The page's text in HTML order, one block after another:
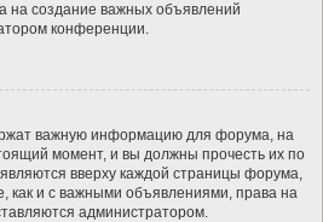
на создание важных объявлений
конференции.
важную информацию для форума, на
момент, и вы должны прочесть их по
вверху каждой страницы форума,
как и с важными объявлениями, права на
администратором.